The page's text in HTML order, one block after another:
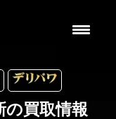
の買取情報